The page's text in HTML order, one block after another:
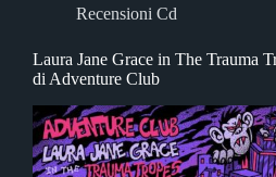
Recensioni Cd
Laura Jane Grace in The Trauma
di Adventure Club